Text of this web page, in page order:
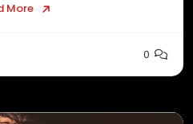
More
0